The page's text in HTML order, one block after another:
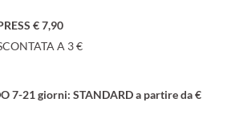
€ 7,90
A 3 €
7-21 giorni: STANDARD a partire da €